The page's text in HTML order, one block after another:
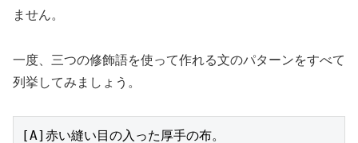
ません。
一度、三つの修飾語を使って作れる文のパターンをすべて
列挙してみましょう。
[A]赤い縫い目の入った厚手の布。